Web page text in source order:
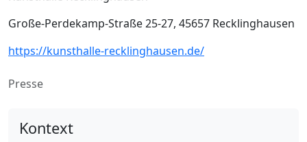
Große-Perdekamp-Straße 25-27, 45657 Recklinghausen
https://kunsthalle-recklinghausen.de/
Presse
Kontext